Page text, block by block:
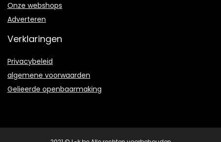
Onze webshops
Adverteren
Verklaringen
Privacybeleid
algemene voorwaarden
Gelieerde openbaarmaking